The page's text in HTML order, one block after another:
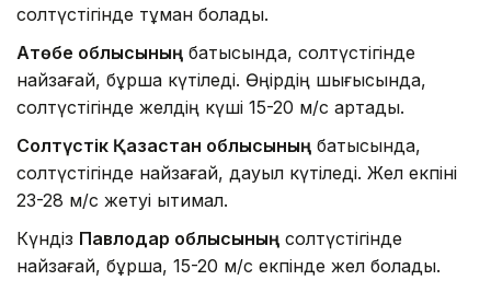
солтүстігінде тұман болады.
Ақтөбе облысының батысында, солтүстігінде
найзағай, бұршақ күтіледі. Өңірдің шығысында,
солтүстігінде желдің күші 15-20 м/с артады.
Солтүстік Қазақстан облысының батысында,
солтүстігінде найзағай, дауыл күтіледі. Жел екпіні
23-28 м/с жетуі ықтимал.
Күндіз Павлодар облысының солтүстігінде
найзағай, бұршақ, 15-20 м/с екпінде жел болады.